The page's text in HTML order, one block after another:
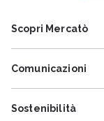
Scopri Mercatò
Comunicazioni
Sostenibilità